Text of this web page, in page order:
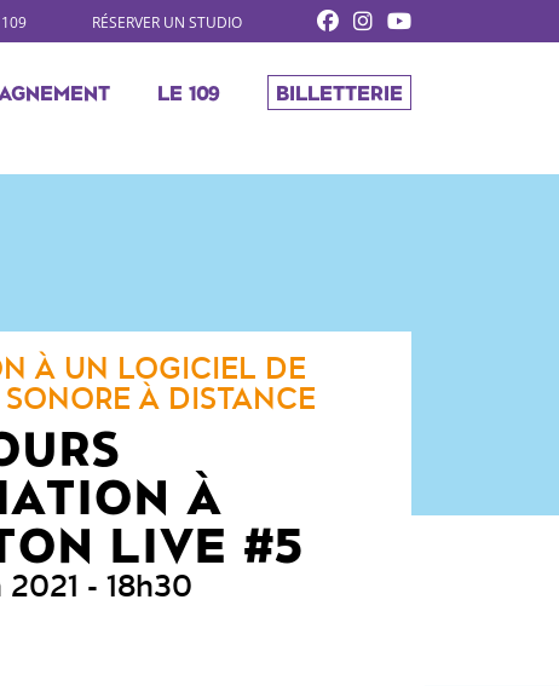
RÉSERVER UN STUDIO
LE 109 BILLETTERIE
À UN LOGICIEL DE
À DISTANCE
À
LIVE #5
- 18h30